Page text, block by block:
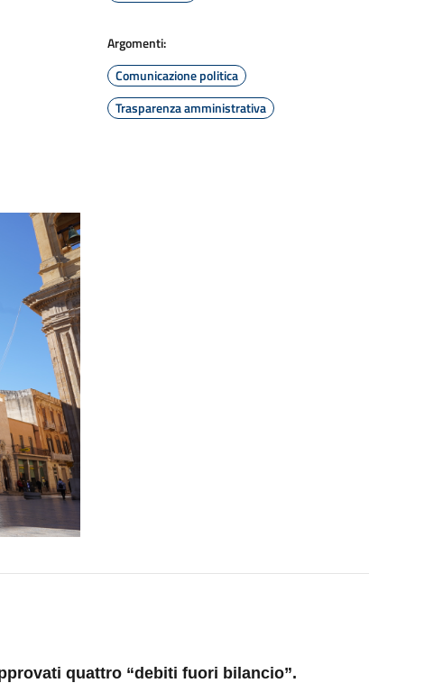
Argomenti:
Comunicazione politica
Trasparenza amministrativa
quattro “debiti fuori bilancio”.